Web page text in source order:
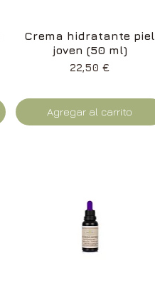
Vista rápida
Crema hidratante piel
joven (50 ml)
Precio
22,50 €
Agregar al carrito